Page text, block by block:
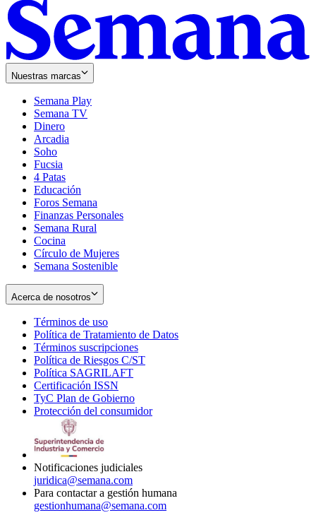
Nuestras marcas
Semana Play
Semana TV
Dinero
Arcadia
Soho
in
new
window
Fucsia
in
new
window
4 Patas
Educación
Foros Semana
Finanzas Personales
Semana Rural
Cocina
Círculo de Mujeres
Semana Sostenible
Acerca de nosotros
Términos de uso
in
new
window
Política de Tratamiento de Datos
Términos suscripciones
in
Política de Riesgos C/ST
Política SAGRILAFT
new
window
Certificación ISSN
in
new
TyC Plan de Gobierno
in
Protección del consumidorOpens
Notificaciones judiciales
juridica@semana.com
Para contactar a gestión humana
gestionhumana@semana.com